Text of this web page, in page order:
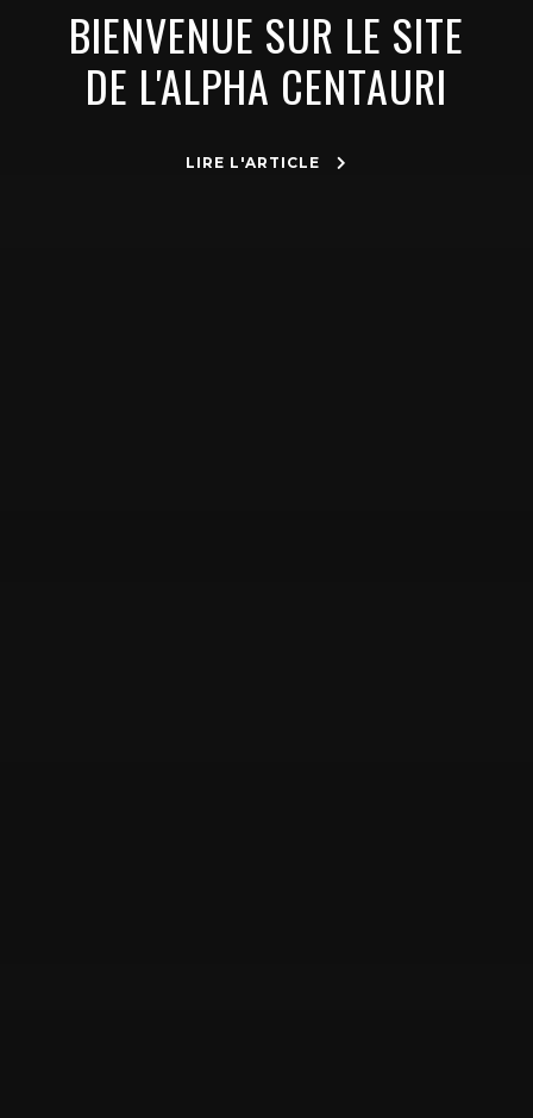
BIENVENUE SUR LE SITE
DE L'ALPHA CENTAURI
LIRE L'ARTICLE